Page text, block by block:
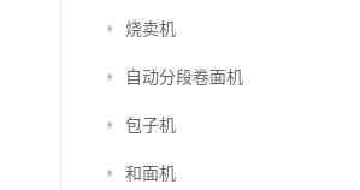
烧卖机
自动分段卷面机
包子机
和面机